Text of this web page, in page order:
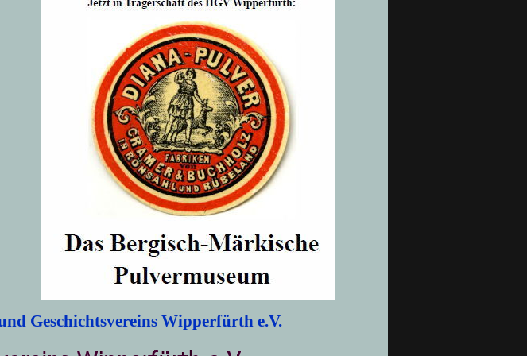
Geschichtsvereins Wipperfürth e.V.